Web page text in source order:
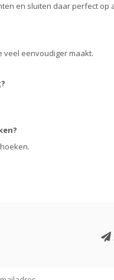
en sluiten daar perfect op
veel eenvoudiger maakt.